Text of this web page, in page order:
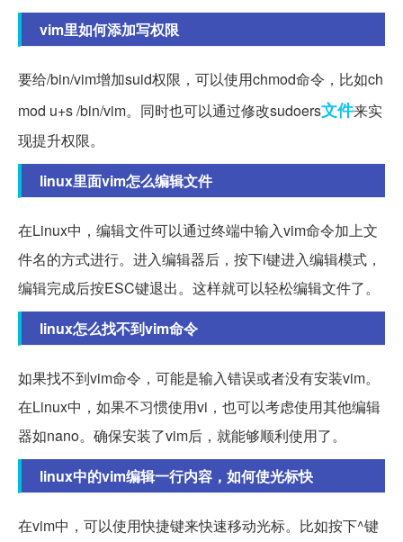
vim里如何添加写权限
要给/bin/vim增加suid权限，可以使用chmod命令，比如ch
mod u+s /bin/vim。同时也可以通过修改sudoers文件来实
现提升权限。
linux里面vim怎么编辑文件
在Linux中，编辑文件可以通过终端中输入vim命令加上文
件名的方式进行。进入编辑器后，按下i键进入编辑模式，
编辑完成后按ESC键退出。这样就可以轻松编辑文件了。
linux怎么找不到vim命令
如果找不到vim命令，可能是输入错误或者没有安装vim。
在Linux中，如果不习惯使用vi，也可以考虑使用其他编辑
器如nano。确保安装了vim后，就能够顺利使用了。
linux中的vim编辑一行内容，如何使光标快
在vim中，可以使用快捷键来快速移动光标。比如按下^键